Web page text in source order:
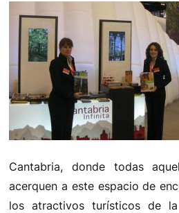
Cantabria, donde todas
acerquen a este espacio de
los atractivos turísticos de